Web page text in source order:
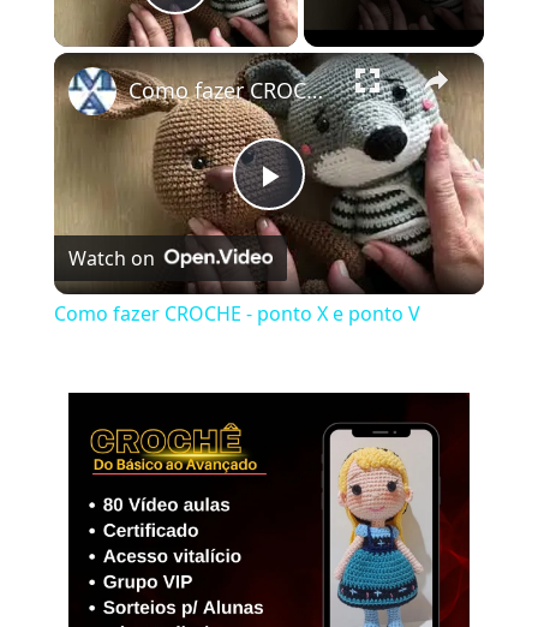
Play Video
×
Play
Video
Como fazer CROCHE - ponto X e ponto V
Watch on
Como fazer CROCHE - ponto X e ponto V